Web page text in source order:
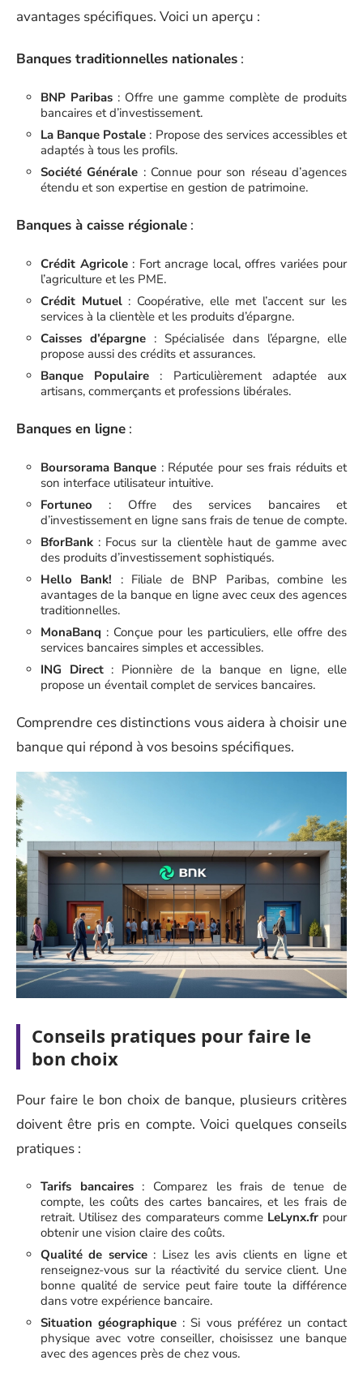
avantages spécifiques. Voici un aperçu :
Banques traditionnelles nationales :
BNP Paribas : Offre une gamme complète de produits
bancaires et d’investissement.
La Banque Postale : Propose des services accessibles et
adaptés à tous les profils.
Société Générale : Connue pour son réseau d’agences
étendu et son expertise en gestion de patrimoine.
Banques à caisse régionale :
Crédit Agricole: Fort ancrage local, offres variées pour
l’agriculture et les PME.
Crédit Mutuel: Coopérative, elle met l’accent sur les
services à la clientèle et les produits d’épargne.
Caisses d’épargne : Spécialisée dans l’épargne, elle
propose aussi des crédits et assurances.
Banque Populaire : Particulièrement adaptée aux
artisans, commerçants et professions libérales.
Banques en ligne :
Boursorama Banque : Réputée pour ses frais réduits et
son interface utilisateur intuitive.
Fortuneo : Offre des services bancaires et
d’investissement en ligne sans frais de tenue de compte.
BforBank : Focus sur la clientèle haut de gamme avec
des produits d’investissement sophistiqués.
Hello Bank! : Filiale de BNP Paribas, combine les
avantages de la banque en ligne avec ceux des agences
traditionnelles.
MonaBanq : Conçue pour les particuliers, elle offre des
services bancaires simples et accessibles.
ING Direct: Pionnière de la banque en ligne, elle
propose un éventail complet de services bancaires.
Comprendre ces distinctions vous aidera à choisir une
banque qui répond à vos besoins spécifiques.
Conseils pratiques pour faire le
bon choix
Pour faire le bon choix de banque, plusieurs critères
doivent être pris en compte. Voici quelques conseils
pratiques :
Tarifs bancaires: Comparez les frais de tenue de
compte, les coûts des cartes bancaires, et les frais de
retrait. Utilisez des comparateurs comme LeLynx.frpour
obtenir une vision claire des coûts.
Qualité de service: Lisez les avis clients en ligne et
renseignez-vous sur la réactivité du service client. Une
bonne qualité de service peut faire toute la différence
dans votre expérience bancaire.
Situation géographique : Si vous préférez un contact
physique avec votre conseiller, choisissez une banque
avec des agences près de chez vous.